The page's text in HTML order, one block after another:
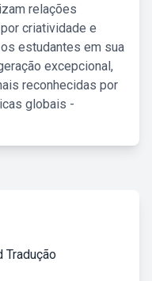
relações
criatividade e
estudantes em sua
excepcional,
reconhecidas por
globais -
Tradução